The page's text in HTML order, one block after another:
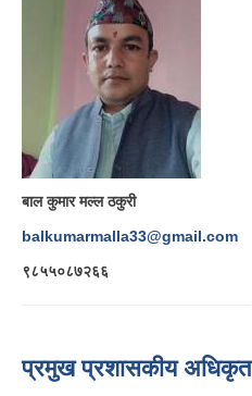
बाल कुमार मल्ल ठकुरी
balkumarmalla33@gmail.com
९८५५०८७२६६
प्रमुख प्रशासकीय अधिकृत